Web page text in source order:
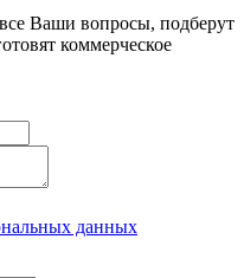
Ваши вопросы, подберут
коммерческое
данных